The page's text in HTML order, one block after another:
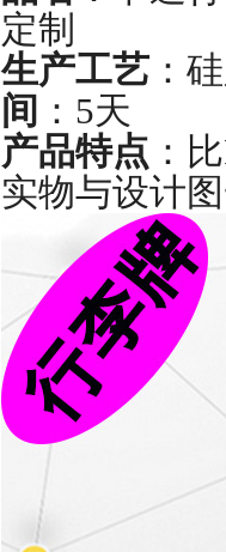
定制
生产工艺 ：
间 ：5天
产品特点 ：
实物与设计